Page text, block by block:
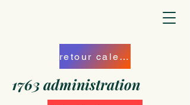
retour calendrier
1763 administration